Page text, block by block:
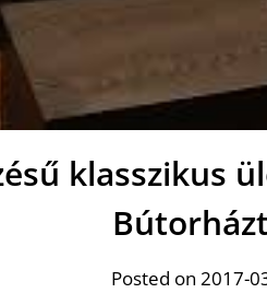
klasszikus
Posted on 2017-